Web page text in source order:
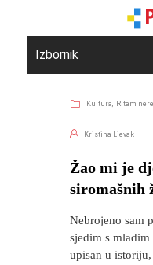
Izbornik
Kultura, Ritam
Kristina Ljevak
​Žao mi je
siromašnih
Nebrojeno sam
sjedim s
upisan u